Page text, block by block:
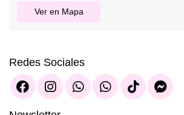
Ver en Mapa
Redes Sociales